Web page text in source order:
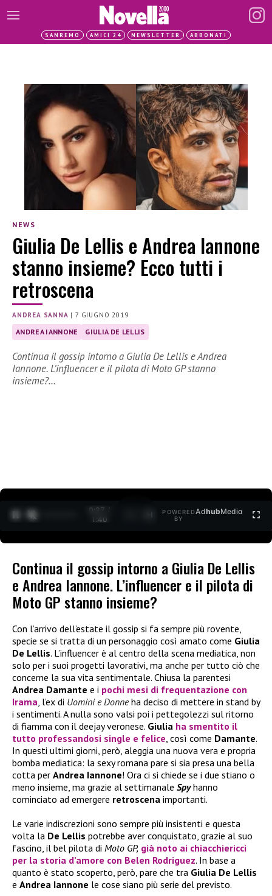
SANREMO AMICI 24 NEWSLETTER ABBONATI
NEWS
Giulia De Lellis e Andrea Iannone
stanno insieme? Ecco tutti i
retroscena
ANDREA SANNA |7 GIUGNO 2019
ANDREA IANNONE GIULIA DE LELLIS
Continua il gossip intorno a Giulia De Lellis e Andrea
Iannone. L’influencer e il pilota di Moto GP stanno
insieme?…
0:27 /
1:40
POWERED
BY
AdhubMedia
Continua il gossip intorno a Giulia De Lellis
e Andrea Iannone. L’influencer e il pilota di
Moto GP stanno insieme?
Con l’arrivo dell’estate il gossip si fa sempre più rovente,
specie se si tratta di un personaggio così amato come Giulia
De Lellis. L’influencer è al centro della scena mediatica, non
solo per i suoi progetti lavorativi, ma anche per tutto ciò che
concerne la sua vita sentimentale. Chiusa la parentesi
Andrea Damante e i pochi mesi di frequentazione con
Irama, l’ex di Uomini e Donneha deciso di mettere in stand by
i sentimenti. A nulla sono valsi poi i pettegolezzi sul ritorno
di fiamma con il deejay veronese. Giulia ha smentito il
tutto professandosi single e felice, così come Damante.
In questi ultimi giorni, però, aleggia una nuova vera e propria
bomba mediatica: la sexy romana pare si sia presa una bella
cotta per Andrea Iannone! Ora ci si chiede se i due stiano o
meno insieme, ma grazie al settimanale Spy hanno
cominciato ad emergere retroscena importanti.
Le varie indiscrezioni sono sempre più insistenti e questa
volta la De Lellis potrebbe aver conquistato, grazie al suo
fascino, il bel pilota di Moto GP, già noto ai chiacchiericci
per la storia d’amore con Belen Rodriguez. In base a
quanto è stato scoperto, però, pare che tra Giulia De Lellis
e Andrea Iannone le cose siano più serie del previsto.